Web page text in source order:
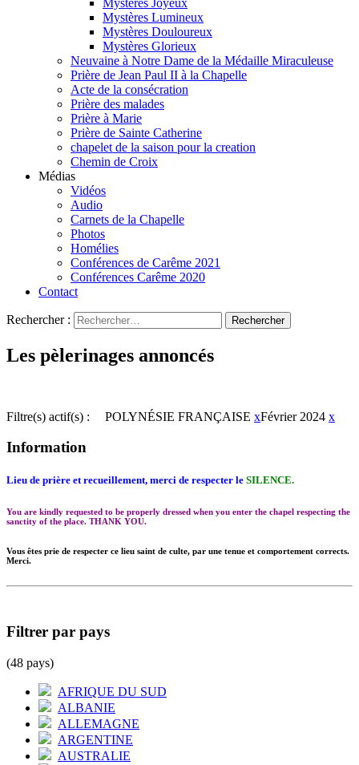
Mystères Lumineux
Mystères Douloureux
Mystères Glorieux
Neuvaine à Notre Dame de la Médaille Miraculeuse
Prière de Jean Paul II à la Chapelle
Acte de la consécration
Prière des malades
Prière à Marie
Prière de Sainte Catherine
chapelet de la saison pour la creation
Chemin de Croix
Médias
Vidéos
Audio
Carnets de la Chapelle
Photos
Homélies
Conférences de Carême 2021
Conférences Carême 2020
Contact
Rechercher :
Les pèlerinages annoncés
Filtre(s) actif(s) : POLYNÉSIE FRANÇAISE xFévrier 2024 x
Information
Lieu de prière et recueillement, merci de respecter le SILENCE.
You are kindly requested to be properly dressed when you enter the chapel respecting the
sanctity of the place. THANK YOU.
Vous êtes prie de respecter ce lieu saint de culte, par une tenue et comportement corrects.
Merci.
Filtrer par pays
(48 pays)
AFRIQUE DU SUD
ALBANIE
ALLEMAGNE
ARGENTINE
AUSTRALIE